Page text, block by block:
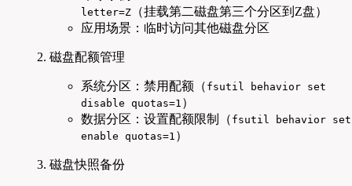
letter=Z （挂载第二磁盘第三个分区到Z盘）
应用场景：临时访问其他磁盘分区
磁盘配额管理
系统分区：禁用配额（ fsutil behavior set
disable quotas=1 ）
数据分区：设置配额限制（ fsutil behavior set
enable quotas=1 ）
磁盘快照备份